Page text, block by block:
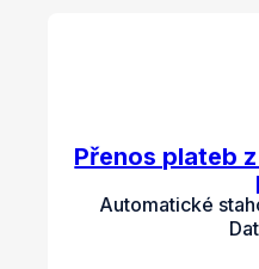
Přenos plateb
Automatické